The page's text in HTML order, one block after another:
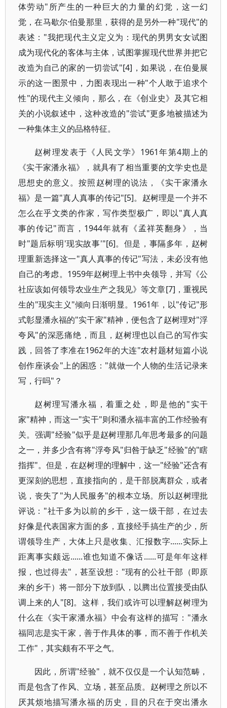
体劳动"所产生的一种巨大的力量的幻觉，这一幻
觉，在马歇尔·伯曼那里，获得的是另外一种"现代"的
表述："我把现代主义定义为：现代的男男女女试图
成为现代化的客体与主体，试图掌握现代世界并把它
改造为自己的家的一切尝试"[4]，如果说，在伯曼展
示的这一图景中，力图表现出一种"个人敢于追求个
性"的现代主义倾向，那么，在《创业史》及其它相
关的小说叙述中，这种改造的"尝试"更多地被描述为
一种集体主义的品格特征。
赵树理发表于《人民文学》1961年第4期上的
《实干家潘永福》，就具有了相当重要的文学史也是
思想史的意义。按照赵树理的说法，《实干家潘永
福》是一篇"真人真事的传记"[5]。赵树理是一个并不
怎么在乎文类的作家，写作类型极广，即以"真人真
事的传记"而言，1944年就有《孟祥英翻身》，当
时"题后标明'现实故事'"[6]。但是，事隔多年，赵树
理重新选择这一"真人真事的传记"写法，未必没有他
自己的考虑。1959年赵树理上书中央领导，并写《公
社应该如何领导农业生产之我见》等文章[7]，重视民
生的"现实主义"倾向日渐明显。1961年，以"传记"形
式彰显潘永福的"实干家"精神，便包含了赵树理对"浮
夸风"的深恶痛绝，而且，赵树理也以自己的写作实
践，回答了李准在1962年的大连"农村题材短篇小说
创作座谈会"上的困惑："就做一个人物的生活记录来
写，行吗"？
赵树理写潘永福，着重之处，即是他的"实干
家"精神，而这一"实干"则和潘永福丰富的工作经验有
关。强调"经验"似乎是赵树理那几年思考最多的问题
之一，并多少含有将"浮夸风"归咎于缺乏"经验"的"瞎
指挥"。但是，在赵树理的理解中，这一"经验"还含有
更深刻的思想，直接指向的，是干部脱离群众，或者
说，丧失了"为人民服务"的根本立场。所以赵树理批
评说："社干多为以前的乡干，这一级干部，在过去
好像是代表国家方面的多，直接经手搞生产的少，所
谓领导生产，大体上只是收集、汇报数字......实际上
距离事实颇远......谁也知道不像话......可是年年这样
报，也过得去"，甚至设想："现有的公社干部（即原
来的乡干）将一部分下放到队，以腾出位置接受由队
调上来的人"[8]。这样，我们或许可以理解赵树理为
什么在《实干家潘永福》中会有这样的描写："潘永
福同志是实干家，善于作具体的事，而不善于作机关
工作"，其实颇有不平之气。
因此，所谓"经验"，就不仅仅是一个认知范畴，
而是包含了作风、立场，甚至品质。赵树理之所以不
厌其烦地描写潘永福的历史，目的只在于突出潘永